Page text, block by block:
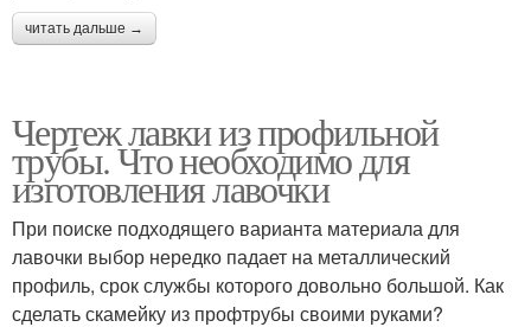
читать дальше →
Чертеж лавки из профильной
трубы. Что необходимо для
изготовления лавочки
При поиске подходящего варианта материала для
лавочки выбор нередко падает на металлический
профиль, срок службы которого довольно большой. Как
сделать скамейку из профтрубы своими руками?